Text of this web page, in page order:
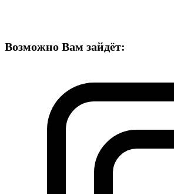
Возможно Вам зайдёт: